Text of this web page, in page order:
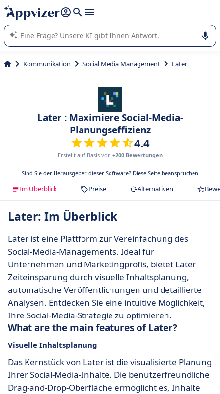
beantworten (mehrere Zeilen mit
Die KI von Appvizer führt Sie bei der Nutzung oder Auswahl
von SaaS-Software in Unternehmen.
Kommunikation Social Media Management Later
Later : Maximiere Social-Media-
Planungseffizienz
4.4
Erstellt auf Basis von +200 Bewertungen
Sind Sie der Herausgeber dieser Software? Diese Seite beanspruchen
Im Überblick Preise Alternativen
Later: Im Überblick
Later ist eine Plattform zur Vereinfachung des
Social-Media-Managements. Ideal für
Unternehmen und Marketingprofis, bietet Later
Zeiteinsparung durch visuelle Inhaltsplanung,
automatische Veröffentlichungen und detaillierte
Analysen. Entdecken Sie eine intuitive Möglichkeit,
Ihre Social-Media-Strategie zu optimieren.
What are the main features of Later?
Visuelle Inhaltsplanung
Das Kernstück von Later ist die visualisierte Planung
Ihrer Social-Media-Inhalte. Die benutzerfreundliche
Drag-and-Drop-Oberfläche ermöglicht es, Inhalte